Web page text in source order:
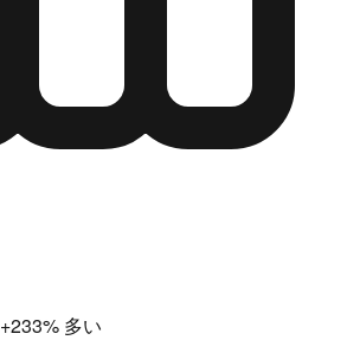
+233% 多い